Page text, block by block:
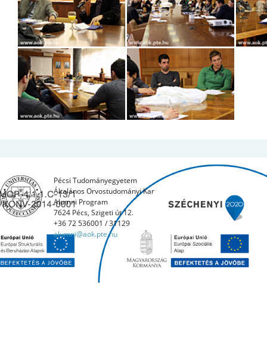
Pécsi Tudományegyetem
Általános Orvostudományi Kar
Alumni Program
7624 Pécs, Szigeti út 12.
+36 72 536001 / 31129
alumni@aok.pte.hu